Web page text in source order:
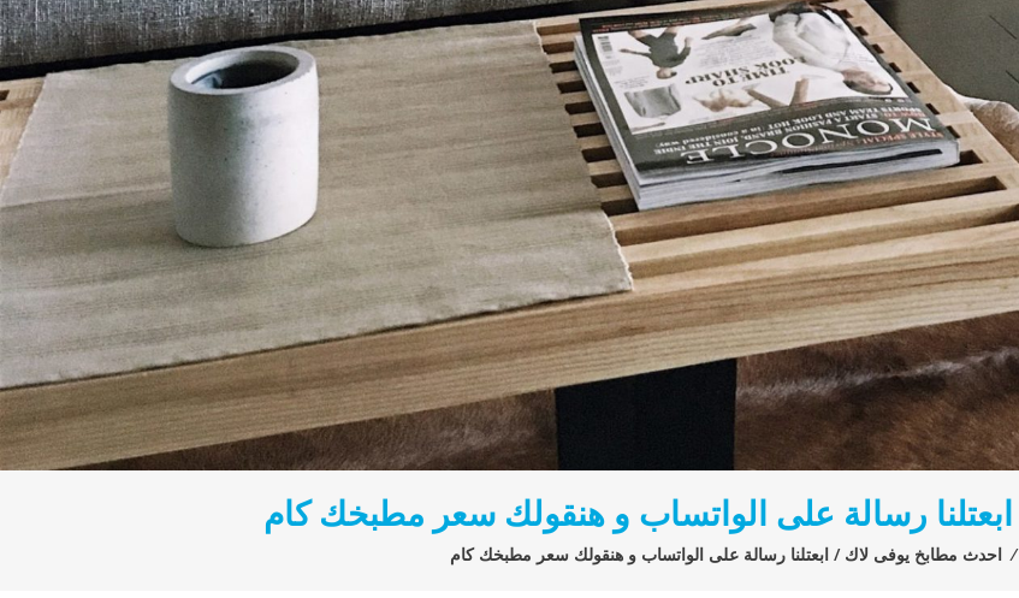
رسالة على الواتساب و هنقولك سعر مطبخك كام
⁄ احدث مطابخ يوفى لاك / ابعتلنا رسالة على الواتساب و هنقولك سعر مطبخك كام